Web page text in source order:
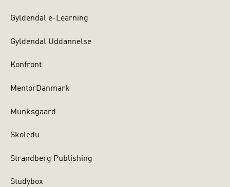
Gyldendal e-Learning
Gyldendal Uddannelse
Konfront
MentorDanmark
Munksgaard
Skoledu
Strandberg Publishing
Studybox